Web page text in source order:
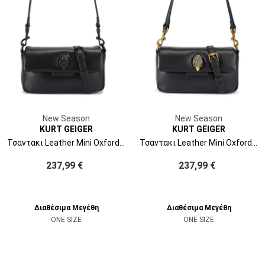
New Season
KURT GEIGER
Τσαντακι Leather Mini Oxford Dr 5586700109 00-black
237,99 €
Διαθέσιμα Μεγέθη
ONE SIZE
New Season
KURT GEIGER
Τσαντακι Leather Mini Oxford 5586400109 00-black
237,99 €
Διαθέσιμα Μεγέθη
ONE SIZE